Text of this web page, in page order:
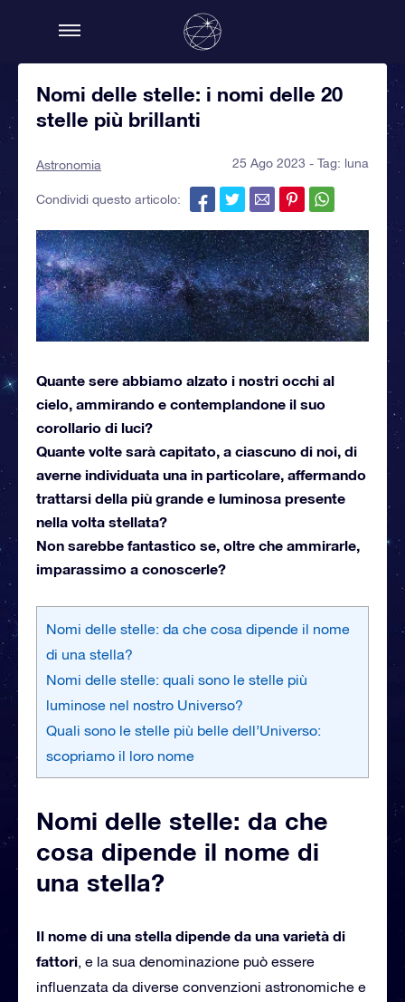
Nomi delle stelle: i nomi delle 20
stelle più brillanti
Astronomia 25 Ago 2023 - Tag: luna
Condividi questo articolo:
Quante sere abbiamo alzato i nostri occhi al
cielo, ammirando e contemplandone il suo
corollario di luci?
Quante volte sarà capitato, a ciascuno di noi, di
averne individuata una in particolare, affermando
trattarsi della più grande e luminosa presente
nella volta stellata?
Non sarebbe fantastico se, oltre che ammirarle,
imparassimo a conoscerle?
Nomi delle stelle: da che cosa dipende il nome
di una stella?
Nomi delle stelle: quali sono le stelle più
luminose nel nostro Universo?
Quali sono le stelle più belle dell’Universo:
scopriamo il loro nome
Nomi delle stelle: da che
cosa dipende il nome di
una stella?
Il nome di una stella dipende da una varietà di
fattori, e la sua denominazione può essere
influenzata da diverse convenzioni astronomiche e